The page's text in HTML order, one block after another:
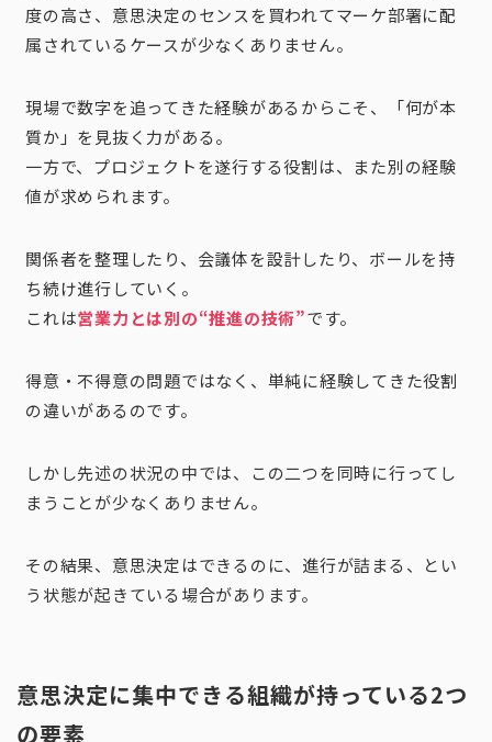
度の高さ、意思決定のセンスを買われてマーケ部署に配
属されているケースが少なくありません。
現場で数字を追ってきた経験があるからこそ、「何が本
質か」を見抜く力がある。
一方で、プロジェクトを遂行する役割は、また別の経験
値が求められます。
関係者を整理したり、会議体を設計したり、ボールを持
ち続け進行していく。
これは営業力とは別の“推進の技術”です。
得意・不得意の問題ではなく、単純に経験してきた役割
の違いがあるのです。
しかし先述の状況の中では、この二つを同時に行ってし
まうことが少なくありません。
その結果、意思決定はできるのに、進行が詰まる、とい
う状態が起きている場合があります。
意思決定に集中できる組織が持っている2つ
の要素